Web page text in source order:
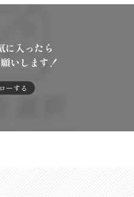
に入ったら
いします！
ーする